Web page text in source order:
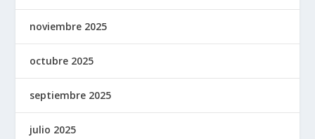
noviembre 2025
octubre 2025
septiembre 2025
julio 2025